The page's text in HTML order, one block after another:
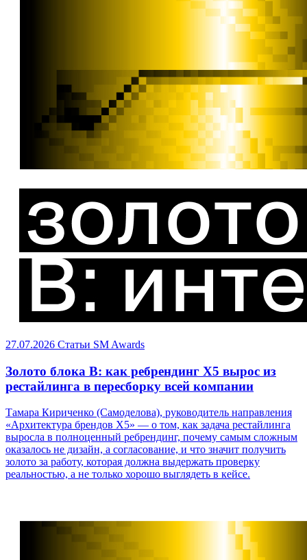
27.07.2026 Статьи SM Awards
Золото блока B: как ребрендинг X5 вырос из
рестайлинга в пересборку всей компании
Тамара Кириченко (Самоделова), руководитель направления
«Архитектура брендов X5» — о том, как задача рестайлинга
выросла в полноценный ребрендинг, почему самым сложным
оказалось не дизайн, а согласование, и что значит получить
золото за работу, которая должна выдержать проверку
реальностью, а не только хорошо выглядеть в кейсе.